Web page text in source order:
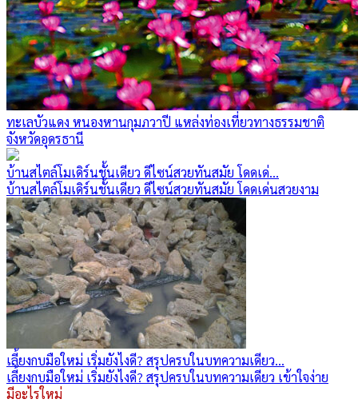
ทะเลบัวแดง หนองหานกุมภวาปี แหล่งท่องเที่ยวทางธรรมชาติ
จังหวัดอุดรธานี
บ้านสไตล์โมเดิร์นชั้นเดียว ดีไซน์สวยทันสมัย โดดเด่...
บ้านสไตล์โมเดิร์นชั้นเดียว ดีไซน์สวยทันสมัย โดดเด่นสวยงาม
เลี้ยงกบมือใหม่ เริ่มยังไงดี? สรุปครบในบทความเดียว...
เลี้ยงกบมือใหม่ เริ่มยังไงดี? สรุปครบในบทความเดียว เข้าใจง่าย
มีอะไรใหม่